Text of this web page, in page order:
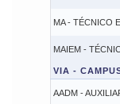
MA - TÉCNICO
MAIEM -
VIA -
AADM -